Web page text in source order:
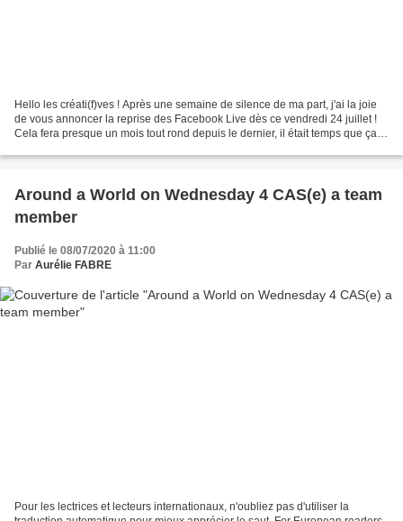
Hello les créati(f)ves ! Après une semaine de silence de ma part, j'ai la joie
de vous annoncer la reprise des Facebook Live dès ce vendredi 24 juillet !
Cela fera presque un mois tout rond depuis le dernier, il était temps que ça
Around a World on Wednesday 4 CAS(e) a team
member
Publié le 08/07/2020 à 11:00
Par Aurélie FABRE
Pour les lectrices et lecteurs internationaux, n'oubliez pas d'utiliser la